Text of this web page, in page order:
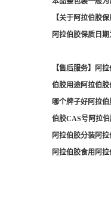
【关于阿拉伯胶保
阿拉伯胶保质日
【售后服务】阿
伯胶用途阿拉伯
哪个牌子好阿拉
伯胶CAS号阿拉
阿拉伯胶分装阿
阿拉伯胶食用阿